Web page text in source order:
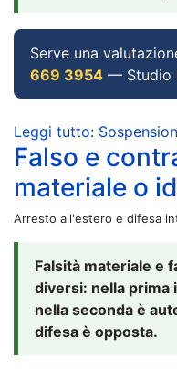
Serve una
669 3954 — Studio
Leggi tutto:
Falso e
materiale o
Arresto all'estero e difesa
Falsità materiale e
diversi: nella prima
nella seconda è
difesa è opposta.